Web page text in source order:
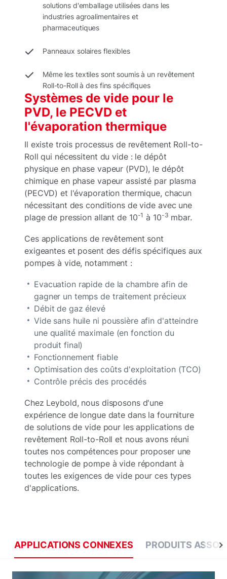
solutions d'emballage utilisées dans les
industries agroalimentaires et
pharmaceutiques
Panneaux solaires flexibles
Même les textiles sont soumis à un revêtement
Roll-to-Roll à des fins spécifiques
Systèmes de vide pour le
PVD, le PECVD et
l'évaporation thermique
Il existe trois processus de revêtement Roll-to-
Roll qui nécessitent du vide : le dépôt
physique en phase vapeur (PVD), le dépôt
chimique en phase vapeur assisté par plasma
(PECVD) et l'évaporation thermique, chacun
nécessitant des conditions de vide avec une
plage de pression allant de 10-1 à 10-3 mbar.
Ces applications de revêtement sont
exigeantes et posent des défis spécifiques aux
pompes à vide, notamment :
Evacuation rapide de la chambre afin de
gagner un temps de traitement précieux
Débit de gaz élevé
Vide sans huile ni poussière afin d'atteindre
une qualité maximale (en fonction du
produit final)
Fonctionnement fiable
Optimisation des coûts d'exploitation (TCO)
Contrôle précis des procédés
Chez Leybold, nous disposons d'une
expérience de longue date dans la fourniture
de solutions de vide pour les applications de
revêtement Roll-to-Roll et nous avons réuni
toutes nos compétences pour proposer une
technologie de pompe à vide répondant à
toutes les exigences de vide pour ces types
d'applications.
APPLICATIONS CONNEXES PRODUITS